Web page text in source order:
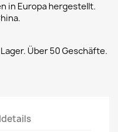
in Europa hergestellt.
Über 50 Geschäfte.